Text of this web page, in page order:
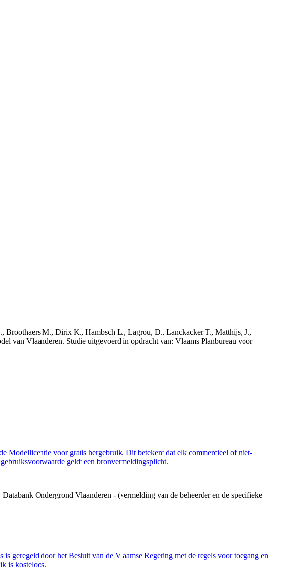
Broothaers M., Dirix K., Hambsch L., Lagrou, D., Lanckacker T., Matthijs, J.,
van Vlaanderen. Studie uitgevoerd in opdracht van: Vlaams Planbureau voor
Modellicentie voor gratis hergebruik. Dit betekent dat elk commercieel of niet-
geldt een bronvermeldingsplicht.
Ondergrond Vlaanderen - (vermelding van de beheerder en de specifieke
geregeld door het Besluit van de Vlaamse Regering met de regels voor toegang en
is kosteloos.